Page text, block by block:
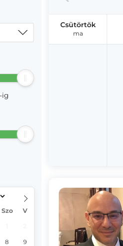
-ig
Szo V
8 9
Csütörtök
ma